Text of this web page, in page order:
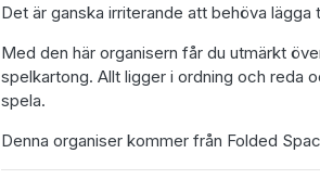
Det är ganska irriterande att behöva lägga
Med den här organisern får du utmärkt
spelkartong. Allt ligger i ordning och reda
spela.
Denna organiser kommer från Folded